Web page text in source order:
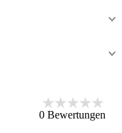
0 Bewertungen